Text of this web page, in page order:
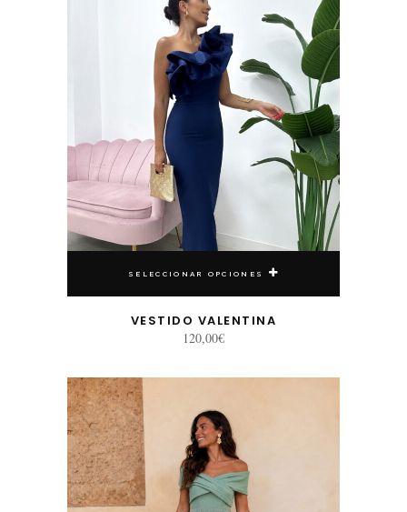
SELECCIONAR OPCIONES
VESTIDO VALENTINA
120,00€
Este producto tiene múltiples variantes. Las opciones se pueden elegir en la página de producto